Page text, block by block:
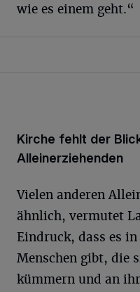
wie es einem geht.“
Kirche fehlt der
Alleinerziehenden
Vielen anderen
ähnlich, vermutet
Eindruck, dass es
Menschen gibt, die
kümmern und an